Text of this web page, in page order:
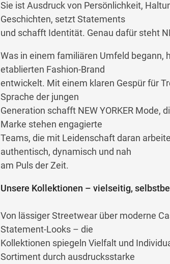
Sie ist Ausdruck von Persönlichkeit,
Geschichten, setzt Statements
und schafft Identität. Genau dafür steht
Was in einem familiären Umfeld begann,
etablierten Fashion-Brand
entwickelt. Mit einem klaren Gespür für
Sprache der jungen
Generation schafft NEW YORKER Mode,
Marke stehen engagierte
Teams, die mit Leidenschaft daran
authentisch, dynamisch und nah
am Puls der Zeit.
Unsere Kollektionen – vielseitig,
Von lässiger Streetwear über moderne
Statement-Looks – die
Kollektionen spiegeln Vielfalt und
Sortiment durch ausdrucksstarke